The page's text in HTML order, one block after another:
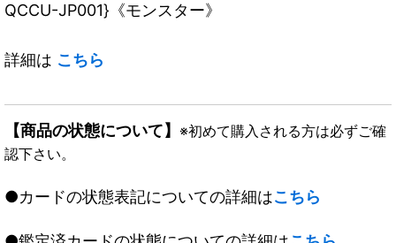
QCCU-JP001}《モンスター》
詳細は こちら
【商品の状態について】 ※初めて購入される方は必ずご確
認下さい。
●カードの状態表記についての詳細はこちら